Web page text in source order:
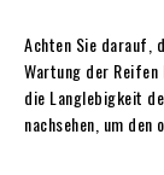
Achten Sie darauf,
Wartung der
die Langlebigkeit
nachsehen, um